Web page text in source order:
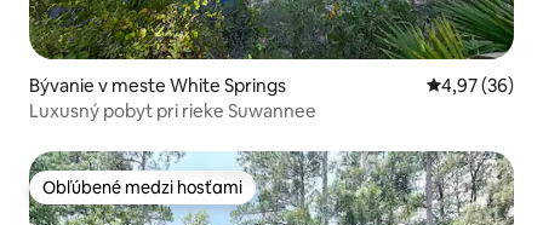
Bývanie v meste White Springs Priemerné
4,97 (36)
Luxusný pobyt pri rieke Suwannee
Obľúbené medzi hosťami
Obľúbené medzi hosťami